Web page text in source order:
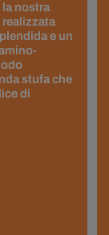
nostra
realizzata
e un
stufa che
di